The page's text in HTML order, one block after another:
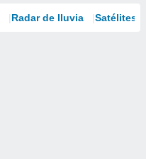
Radar de lluvia Satélites